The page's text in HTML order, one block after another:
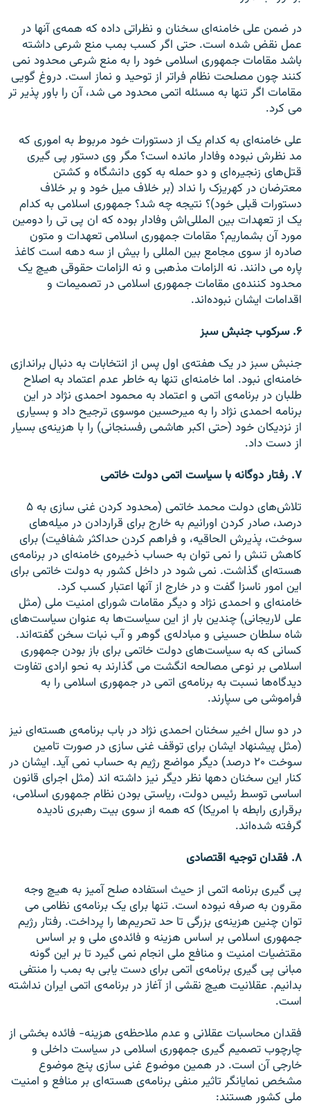
در ضمن علی خامنه‌ای سخنان و نظراتی داده که همه‌ی آنها در
عمل نقض شده است. حتی اگر کسب بمب منع شرعی داشته
باشد مقامات جمهوری اسلامی خود را به منع شرعی محدود نمی
کنند چون مصلحت نظام فراتر از توحيد و نماز است. دروغ گويی
مقامات اگر تنها به مسئله اتمی محدود می شد، آن را باور پذير تر
می کرد.
علی خامنه‌ای به کدام يک از دستورات خود مربوط به اموری که
مد نظرش نبوده وفادار مانده است؟ مگر وی دستور پی گيری
قتل‌های زنجيره‌ای و دو حمله به کوی دانشگاه و کشتن
معترضان در کهريزک را نداد (بر خلاف ميل خود و بر خلاف
دستورات قبلی خود)؟ نتيجه چه شد؟ جمهوری اسلامی به کدام
يک از تعهدات بين المللی‌اش وفادار بوده که ان پی تی را دومين
مورد آن بشماريم؟ مقامات جمهوری اسلامی تعهدات و متون
صادره از سوی مجامع بين المللی را بيش از سه دهه است کاغذ
پاره می دانند. نه الزامات مذهبی و نه الزامات حقوقی هيچ يک
محدود کننده‌ی مقامات جمهوری اسلامی در تصميمات و
اقدامات ايشان نبوده‌اند.
۶. سرکوب جنبش سبز
جنبش سبز در يک هفته‌ی اول پس از انتخابات به دنبال براندازی
خامنه‌ای نبود. اما خامنه‌ای تنها به خاطر عدم اعتماد به اصلاح
طلبان در برنامه‌‌ی اتمی و اعتماد به محمود احمدی نژاد در اين
برنامه احمدی نژاد را به میرحسین موسوی ترجيح داد و بسياری
از نزديکان خود (حتی اکبر هاشمی رفسنجانی) را با هزينه‌ی بسيار
از دست داد.
۷. رفتار دوگانه با سياست اتمی دولت خاتمی
تلاش‌های دولت محمد خاتمی (محدود کردن غنی سازی به ۵
درصد، صادر کردن اورانيم به خارج برای قراردادن در ميله‌های
سوخت، پذيرش الحاقيه، و فراهم کردن حداکثر شفافيت) برای
کاهش تنش را نمی توان به حساب ذخيره‌ی خامنه‌ای در برنامه‌ی
هسته‌ای گذاشت. نمی شود در داخل کشور به دولت خاتمی برای
اين امور ناسزا گفت و در خارج از آنها اعتبار کسب کرد.
خامنه‌ای و احمدی نژاد و ديگر مقامات شورای امنيت ملی (مثل
علی لاريجانی) چندين بار از اين سياست‌ها به عنوان سياست‌های
شاه سلطان حسينی و مبادله‌ی گوهر و آب نبات سخن گفته‌اند.
کسانی که به سياست‌های دولت خاتمی برای باز بودن جمهوری
اسلامی بر نوعی مصالحه انگشت می گذارند به نحو ارادی تفاوت
ديدگاه‌ها نسبت به برنامه‌ی اتمی در جمهوری اسلامی را به
فراموشی می سپارند.
در دو سال اخير سخنان احمدی نژاد در باب برنامه‌ی هسته‌ای نيز
(مثل پيشنهاد ايشان برای توقف غنی سازی در صورت تامين
سوخت ۲۰ درصد) ديگر مواضع رژيم به حساب نمی آيد. ايشان در
کنار اين سخنان دهها نظر ديگر نيز داشته اند (مثل اجرای قانون
اساسی توسط رئيس دولت، رياستی بودن نظام جمهوری اسلامی،
برقراری رابطه با امريکا) که همه از سوی بيت رهبری ناديده
گرفته شده‌اند.
۸. فقدان توجيه اقتصادی
پی گيری برنامه اتمی از حيث استفاده صلح آميز به هيچ وجه
مقرون به صرفه نبوده است. تنها برای يک برنامه‌ی نظامی می
توان چنين هزينه‌ی بزرگی تا حد تحريم‌ها را پرداخت. رفتار رژيم
جمهوری اسلامی بر اساس هزينه و فائده‌ی ملی و بر اساس
مقتضيات امنيت و منافع ملی انجام نمی گيرد تا بر اين گونه
مبانی پی گيری برنامه‌ی اتمی برای دست يابی به بمب را منتفی
بدانيم. عقلانيت هيچ نقشی از آغاز در برنامه‌ی اتمی ايران نداشته
است.
فقدان محاسبات عقلانی و عدم ملاحظه‌ی هزينه- فائده بخشی از
چارچوب تصميم گيری جمهوری اسلامی در سياست داخلی و
خارجی آن است. در همين موضوع غنی سازی پنج موضوع
مشخص نمايانگر تاثير منفی برنامه‌ی هسته‌ای بر منافع و امنيت
ملی کشور هستند: